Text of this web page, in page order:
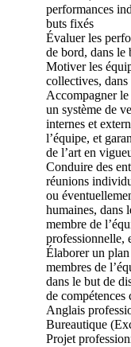
performances
buts fixés
Évaluer les
de bord, dans
Motiver les
collectives,
Accompagner
un système de
internes et
l’équipe, et
de l’art en
Conduire des
réunions
ou
humaines, dans
membre de
professionnelle,
Élaborer un plan
membres de
dans le but de
de compétences
Anglais
Bureautique
Projet